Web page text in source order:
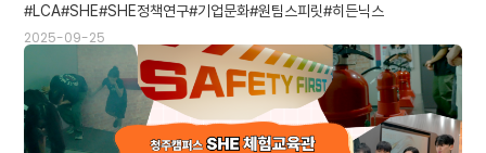
2025-09-25
LCA SHE SHE정책연구 기업문화 원팀스피릿 히든닉스